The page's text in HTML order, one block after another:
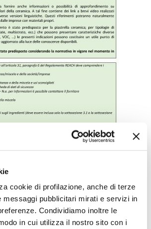
cookie di profilazione, anche di terze
messaggi pubblicitari mirati e servizi in
Condividiamo inoltre le
in cui utilizza il nostro sito con i
nelle versioni in lingua italiana